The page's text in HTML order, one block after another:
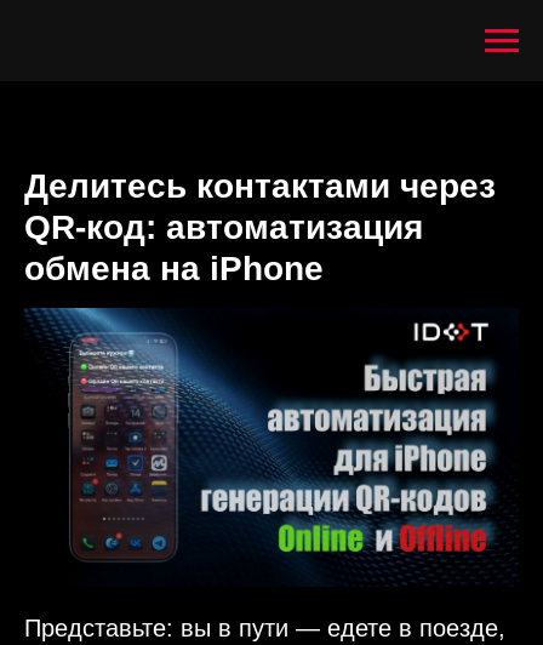
Делитесь контактами через
QR-код: автоматизация
обмена на iPhone
Представьте: вы в пути — едете в поезде,